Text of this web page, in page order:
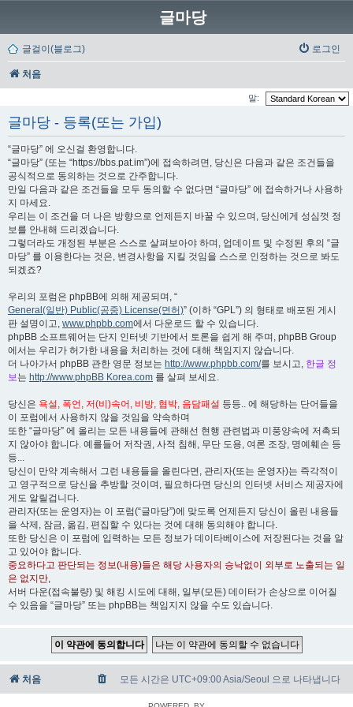
글마당
글걸이(블로그) 로그인
처음
말:
글마당 - 등록(또는 가입)
“글마당” 에 오신걸 환영합니다.
“글마당” (또는 “https://bbs.pat.im”)에 접속하려면, 당신은 다음과 같은 조건들을
공식적으로 동의하는 것으로 간주합니다.
만일 다음과 같은 조건들을 모두 동의할 수 없다면 “글마당” 에 접속하거나 사용하
지 마세요.
우리는 이 조건을 더 나은 방향으로 언제든지 바꿀 수 있으며, 당신에게 성심껏 정
보를 안내해 드리겠습니다.
그렇더라도 개정된 부분은 스스로 살펴보아야 하며, 업데이트 및 수정된 후의 “글
마당” 를 이용한다는 것은, 변경사항을 지킬 것임을 스스로 인정하는 것으로 봐도
되겠죠?
우리의 포럼은 phpBB에 의해 제공되며, “
General(일반) Public(공중) License(면허)” (이하 “GPL”) 의 형태로 배포된 게시
판 설명이고, www.phpbb.com에서 다운로드 할 수 있습니다.
phpBB 소프트웨어는 단지 인터넷 기반에서 토론을 쉽게 해 주며, phpBB Group
에서는 우리가 허가한 내용을 처리하는 것에 대해 책임지지 않습니다.
더 나아가서 phpBB 관한 영문 정보는 http://www.phpbb.com/를 보시고, 한글 정
보는 http://www.phpBB Korea.com 를 살펴 보세요.
당신은 욕설, 폭언, 저(비)속어, 비방, 협박, 음담패설 등등.. 에 해당하는 단어들을
이 포럼에서 사용하지 않을 것임을 약속하며
또한 “글마당” 에 올리는 모든 내용들에 관해선 현행 관련법과 미풍양속에 저촉되
지 않아야 합니다. 예를들어 저작권, 사적 침해, 무단 도용, 여론 조장, 명예훼손 등
등...
당신이 만약 계속해서 그런 내용들을 올린다면, 관리자(또는 운영자)는 즉각적이
고 영구적으로 당신을 추방할 것이며, 필요하다면 당신의 인터넷 서비스 제공자에
게도 알릴겁니다.
관리자(또는 운영자)는 이 포럼(“글마당”)에 맞도록 언제든지 당신이 올린 내용들
을 삭제, 잠금, 옮김, 편집할 수 있다는 것에 대해 동의해야 합니다.
또한 당신은 이 포럼에 입력하는 모든 정보가 데이타베이스에 저장된다는 것을 알
고 있어야 합니다.
중요하다고 판단되는 정보(내용)들은 해당 사용자의 승낙없이 외부로 노출되는 일
은 없지만,
서버 다운(접속불량) 및 해킹 시도에 대해, 일부(모든) 데이터가 손상으로 이어질
수 있음을 “글마당” 또는 phpBB는 책임지지 않을 수도 있습니다.
처음 모든 시간은 UTC+09:00 Asia/Seoul 으로 나타냅니다